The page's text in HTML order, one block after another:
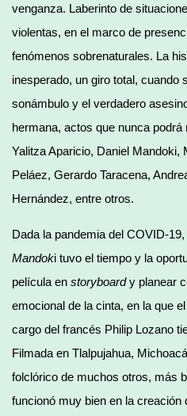
venganza. Laberinto de
violentas, en el marco de
fenómenos sobrenaturales. La
inesperado, un giro total, cuando
sonámbulo y el verdadero
hermana, actos que nunca
Yalitza Aparicio, Daniel Mandoki,
Peláez, Gerardo Taracena,
Hernández, entre otros.
Dada la pandemia del COVID-
Mandoki tuvo el tiempo y la
película en storyboardy planear
emocional de la cinta, en la que
cargo del francés Philip Lozano
Filmada en Tlalpujahua,
folclórico de muchos otros, más
funcionó muy bien en la